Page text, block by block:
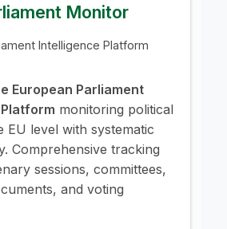
Monitor
Intelligence Platform
European Parliament
monitoring political
EU level with systematic
Comprehensive tracking
sessions, committees,
and voting